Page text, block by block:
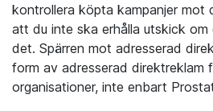
kontrollera köpta kampanjer mot
att du inte ska erhålla utskick
det. Spärren mot adresserad
form av adresserad direktreklam
organisationer, inte enbart